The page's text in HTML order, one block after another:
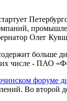
Олег
больше
числе - ПАО
форуме
Во